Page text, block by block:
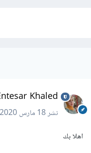
Khaled
نشر18 مارس 2020
اهلا بك